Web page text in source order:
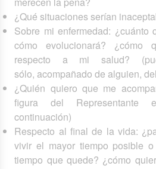
¿Qué situaciones serían
Sobre mi enfermedad:
cómo evolucionará? ¿cómo
respecto a mi salud?
sólo, acompañado de alguien,
¿Quién quiero que me
figura del Representante
continuación)
Respecto al final de la vida:
vivir el mayor tiempo posible
tiempo que quede? ¿cómo